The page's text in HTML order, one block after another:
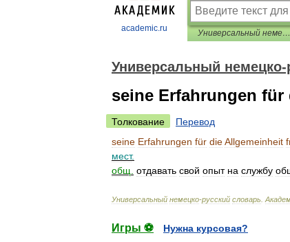
academic.ru Универсальный немецко-русский словарь
Универсальный немецко-
seine Erfahrungen
Толкование
Перевод
seine Erfahrungen für dieAllgemeinheit
мест.
общ отдавать свой опыт на службу
Универсальный немецко-русский словарь
Игры ⚽
Нужна курсовая?